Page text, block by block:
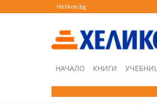
Helikon.bg
НАЧАЛО КНИГИ